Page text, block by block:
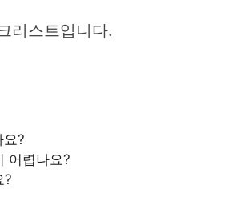
리스트입니다.
?
어렵나요?
?